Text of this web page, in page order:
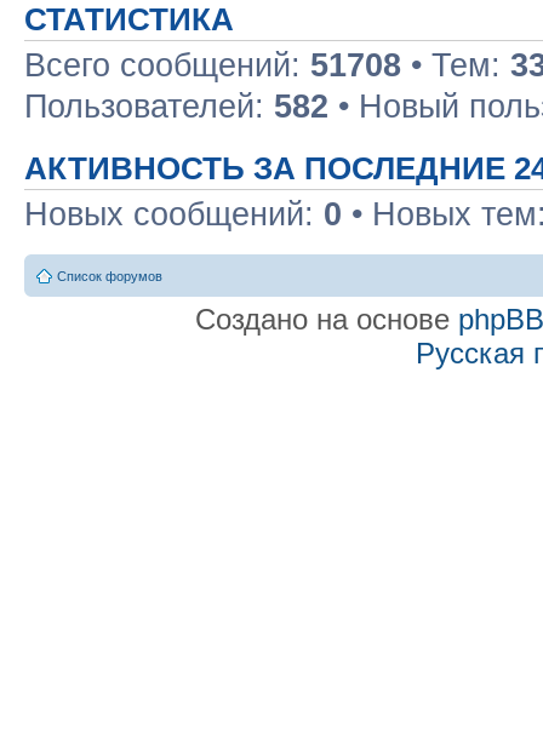
СТАТИСТИКА
Всего сообщений: 51708 • Тем:
Пользователей: 582 • Новый
АКТИВНОСТЬ ЗА ПОСЛЕДНИЕ
Новых сообщений: 0 • Новых
Список форумов
Создано на основе phpBB
Русская